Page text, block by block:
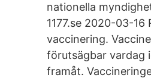
nationella
1177.se 2020-03-
vaccinering.
förutsägbar vardag
framåt.